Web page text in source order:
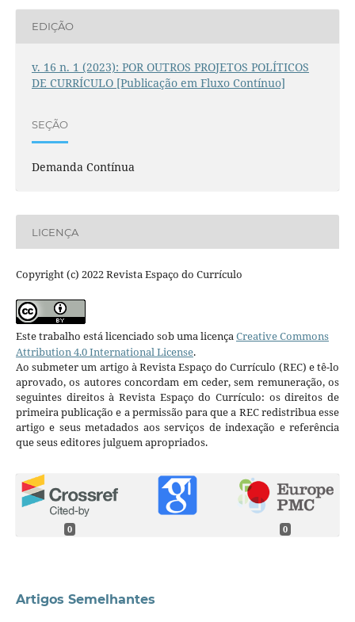
EDIÇÃO
v. 16 n. 1 (2023): POR OUTROS PROJETOS POLÍTICOS
DE CURRÍCULO [Publicação em Fluxo Contínuo]
SEÇÃO
Demanda Contínua
LICENÇA
Copyright (c) 2022 Revista Espaço do Currículo
Este trabalho está licenciado sob uma licençaCreative Commons
Attribution 4.0 International License.
Ao submeter um artigo à Revista Espaço do Currículo (REC) e tê-lo
aprovado, os autores concordam em ceder, sem remuneração, os
seguintes direitos à Revista Espaço do Currículo: os direitos de
primeira publicação e a permissão para que a REC redistribua esse
artigo e seus metadados aos serviços de indexação e referência
que seus editores julguem apropriados.
0 0
Artigos Semelhantes